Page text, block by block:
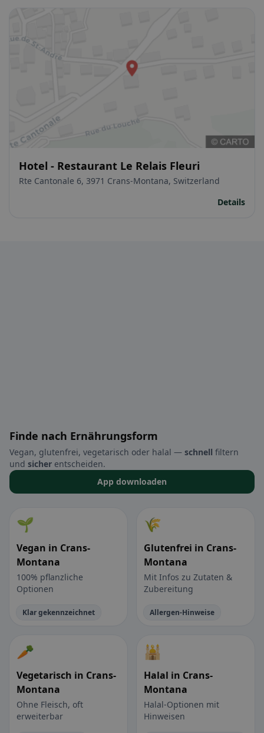
Hotel - Restaurant Le Relais Fleuri
Rte Cantonale 6, 3971 Crans-Montana, Switzerland
Details
Finde nach Ernährungsform
Vegan, glutenfrei, vegetarisch oder halal — schnell filtern
und sicher entscheiden.
App downloaden
🌱
Vegan in Crans-
Montana
100% pflanzliche
Optionen
Klar gekennzeichnet
🌾
Glutenfrei in Crans-
Montana
Mit Infos zu Zutaten &
Zubereitung
Allergen-Hinweise
🥕
Vegetarisch in Crans-
Montana
Ohne Fleisch, oft
erweiterbar
🕌
Halal in Crans-
Montana
Halal-Optionen mit
Hinweisen